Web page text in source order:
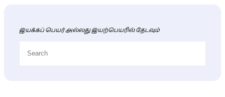
இயக்கப் பெயர் அல்லது இயற்பெயரில் தேடவும்